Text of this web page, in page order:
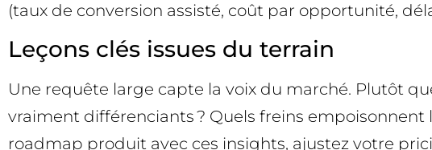
(taux de conversion assisté, coût par opportunité,
Leçons clés issues du terrain
Une requête large capte la voix du marché. Plutôt
vraiment différenciants ? Quels freins
roadmap produit avec ces insights, ajustez votre